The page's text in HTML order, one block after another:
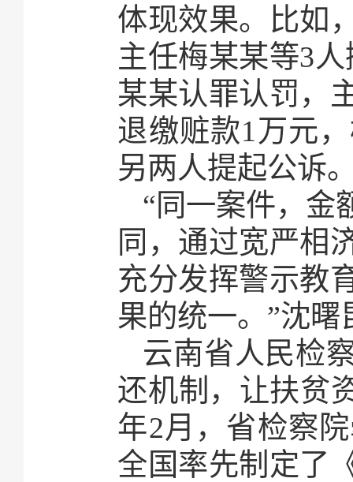
体现效果。比如
主任梅某某等3
某某认罪认罚，
退缴赃款1万元
另两人提起公诉
“同一案件，金
同，通过宽严相
充分发挥警示教
果的统一。”沈曙
云南省人民检
还机制，让扶贫
年2月，省检察
全国率先制定了